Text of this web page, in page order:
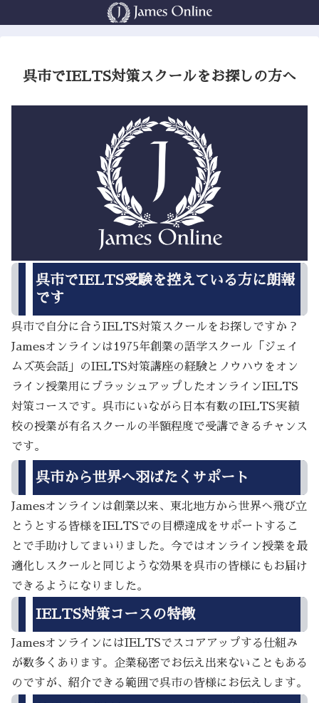
呉市でIELTS対策スクールをお探しの方へ
呉市でIELTS受験を控えている方に朗報
です
呉市で自分に合うIELTS対策スクールをお探しですか？
Jamesオンラインは1975年創業の語学スクール「ジェイ
ムズ英会話」のIELTS対策講座の経験とノウハウをオン
ライン授業用にブラッシュアップしたオンラインIELTS
対策コースです。呉市にいながら日本有数のIELTS実績
校の授業が有名スクールの半額程度で受講できるチャンス
です。
呉市から世界へ羽ばたくサポート
Jamesオンラインは創業以来、東北地方から世界へ飛び立
とうとする皆様をIELTSでの目標達成をサポートするこ
とで手助けしてまいりました。今ではオンライン授業を最
適化しスクールと同じような効果を呉市の皆様にもお届け
できるようになりました。
IELTS対策コースの特徴
JamesオンラインにはIELTSでスコアアップする仕組み
が数多くあります。企業秘密でお伝え出来ないこともある
のですが、紹介できる範囲で呉市の皆様にお伝えします。